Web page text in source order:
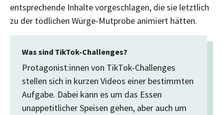
entsprechende Inhalte vorgeschlagen, die sie letztlich
zu der tödlichen Würge-Mutprobe animiert hätten.
Was sind TikTok-Challenges?
Protagonist:innen von TikTok-Challenges
stellen sich in kurzen Videos einer bestimmten
Aufgabe. Dabei kann es um das Essen
unappetitlicher Speisen gehen, aber auch um